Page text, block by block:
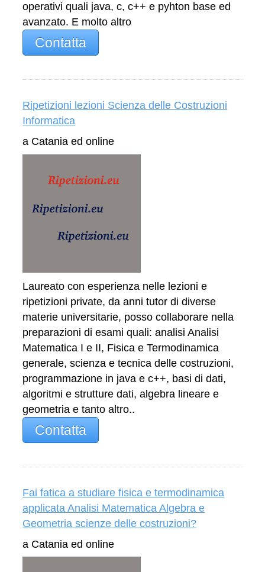
operativi quali java, c, c++ e pyhton base ed
avanzato. E molto altro
Contatta
Ripetizioni lezioni Scienza delle Costruzioni
Informatica
a Catania ed online
Laureato con esperienza nelle lezioni e
ripetizioni private, da anni tutor di diverse
materie universitarie, posso collaborare nella
preparazioni di esami quali: analisi Analisi
Matematica I e II, Fisica e Termodinamica
generale, scienza e tecnica delle costruzioni,
programmazione in java e c++, basi di dati,
algoritmi e strutture dati, algebra lineare e
geometria e tanto altro..
Contatta
Fai fatica a studiare fisica e termodinamica
applicata Analisi Matematica Algebra e
Geometria scienze delle costruzioni?
a Catania ed online